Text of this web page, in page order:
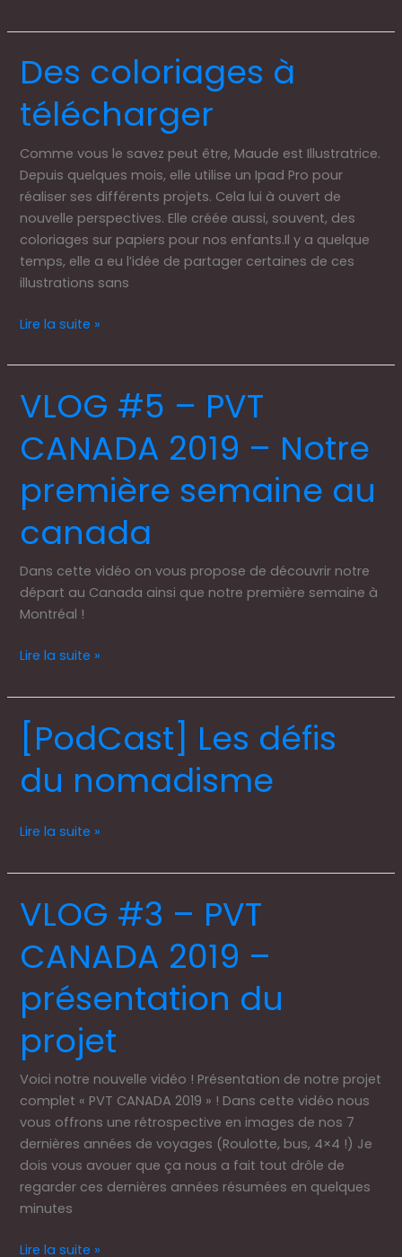
Des coloriages à
télécharger
Comme vous le savez peut être, Maude est Illustratrice.
Depuis quelques mois, elle utilise un Ipad Pro pour
réaliser ses différents projets. Cela lui à ouvert de
nouvelle perspectives. Elle créée aussi, souvent, des
coloriages sur papiers pour nos enfants.Il y a quelque
temps, elle a eu l’idée de partager certaines de ces
illustrations sans
Des
coloriages
à
télécharger
Lire la suite »
VLOG #5 – PVT
CANADA 2019 – Notre
première semaine au
canada
Dans cette vidéo on vous propose de découvrir notre
départ au Canada ainsi que notre première semaine à
Montréal !
VLOG
#5
–
PVT
CANADA
2019
–
Notre
première
semaine
au
Lire la suite »
[PodCast] Les défis
du nomadisme
[PodCast]
Les
défis
du
Lire la suite »
VLOG #3 – PVT
CANADA 2019 –
présentation du
projet
Voici notre nouvelle vidéo ! Présentation de notre projet
complet « PVT CANADA 2019 » ! Dans cette vidéo nous
vous offrons une rétrospective en images de nos 7
dernières années de voyages (Roulotte, bus, 4×4 !) Je
dois vous avouer que ça nous a fait tout drôle de
regarder ces dernières années résumées en quelques
minutes
VLOG
#3
–
PVT
CANADA
2019
–
présentation
du
projet
Lire la suite »